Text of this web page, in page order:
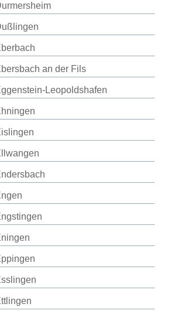
an der Fils
Leopoldshafen